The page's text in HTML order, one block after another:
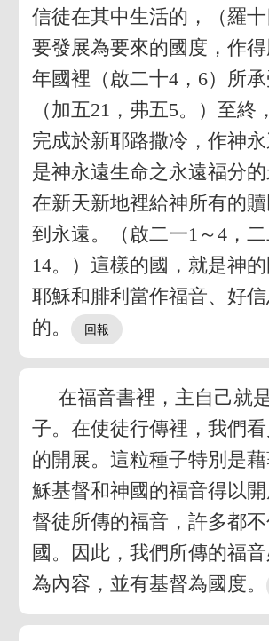
信徒在其中生活的，（羅
要發展為要來的國度，作
年國裡（啟二十4，6）所承
（加五21，弗五5。）至終
完成於新耶路撒冷，作神
是神永遠生命之永遠福分的
在新天新地裡給神所有的
到永遠。（啟二一1～4，二
14。）這樣的國，就是神
耶穌和腓利當作福音、好
的。
在福音書裡，主自己就
子。在使徒行傳裡，我們
的開展。這粒種子特別是
穌基督和神國的福音得以
督徒所傳的福音，許多都
國。因此，我們所傳的福
為內容，並有基督為國度。